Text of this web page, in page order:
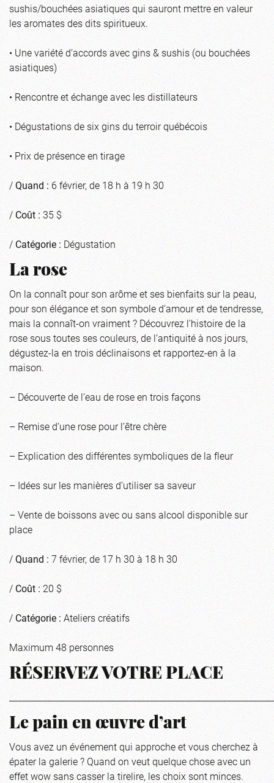
sushis/bouchées asiatiques qui sauront mettre en valeur
les aromates des dits spiritueux.
• Une variété d’accords avec gins & sushis (ou bouchées
asiatiques)
• Rencontre et échange avec les distillateurs
• Dégustations de six gins du terroir québécois
• Prix de présence en tirage
/Quand :6 février, de 18 h à 19 h 30
/Coût :35 $
/Catégorie :Dégustation
La rose
On la connaît pour son arôme et ses bienfaits sur la peau,
pour son élégance et son symbole d’amour et de tendresse,
mais la connaît-on vraiment ? Découvrez l’histoire de la
rose sous toutes ses couleurs, de l’antiquité à nos jours,
dégustez-la en trois déclinaisons et rapportez-en à la
maison.
– Découverte de l’eau de rose en trois façons
– Remise d’une rose pour l’être chère
– Explication des différentes symboliques de la fleur
– Idées sur les manières d’utiliser sa saveur
– Vente de boissons avec ou sans alcool disponible sur
place
/Quand :7 février, de 17 h 30 à 18 h 30
/Coût :20 $
/Catégorie : Ateliers créatifs
Maximum 48 personnes
RÉSERVEZ VOTRE PLACE
Le pain en œuvre d’art
Vous avez un événement qui approche et vous cherchez à
épater la galerie ? Quand on veut quelque chose avec un
effet wow sans casser la tirelire, les choix sont minces.